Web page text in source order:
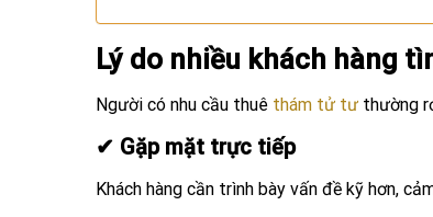
Lý do nhiều khách hàng
Người có nhu cầu thuê thám tử tư thường
✔ Gặp mặt trực tiếp
Khách hàng cần trình bày vấn đề kỹ hơn,